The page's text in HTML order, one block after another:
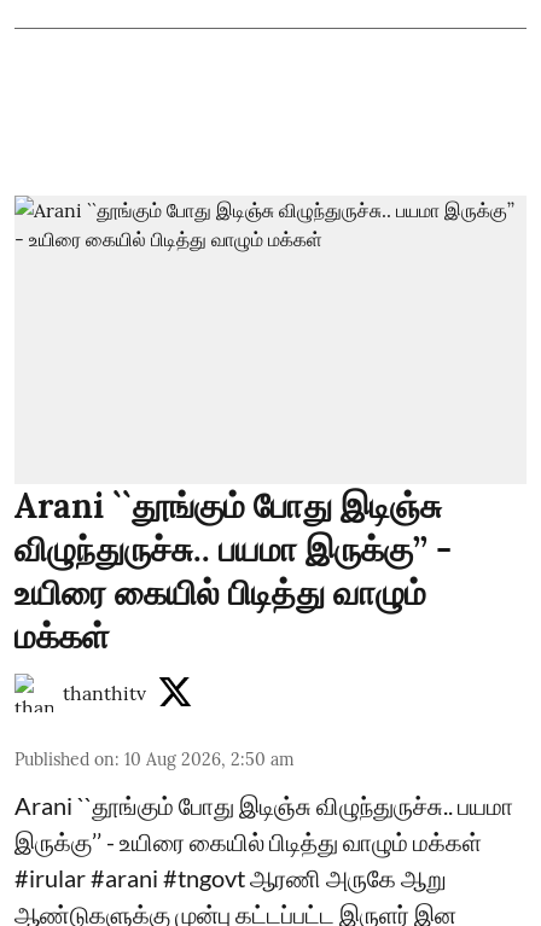
Arani ``தூங்கும் போது இடிஞ்சு
விழுந்துருச்சு.. பயமா இருக்கு’’ -
உயிரை கையில் பிடித்து வாழும்
மக்கள்
thanthitv
Published on: 10 Aug 2026, 2:50 am
Arani ``தூங்கும் போது இடிஞ்சு விழுந்துருச்சு.. பயமா
இருக்கு’’ - உயிரை கையில் பிடித்து வாழும் மக்கள்
#irular #arani #tngovt ஆரணி அருகே ஆறு
ஆண்டுகளுக்கு முன்பு கட்டப்பட்ட இருளர் இன